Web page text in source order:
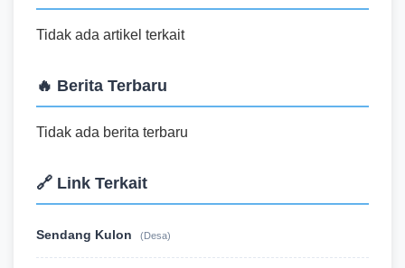
Tidak ada artikel terkait
🔥 Berita Terbaru
Tidak ada berita terbaru
🔗 Link Terkait
Sendang Kulon (Desa)